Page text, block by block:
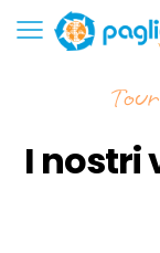
I nostri